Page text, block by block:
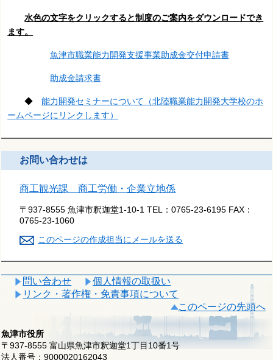
水色の文字をクリックすると制度のご案内をダウンロードでき
ます。
魚津市職業能力開発支援事業助成金交付申請書
助成金請求書
◆能力開発セミナーについて（北陸職業能力開発大学校のホ
ームページにリンクします）
お問い合わせは
商工観光課 商工労働・企業立地係
〒937-8555 魚津市釈迦堂1-10-1 TEL：0765-23-6195 FAX：
0765-23-1060
このページの作成担当にメールを送る
問い合わせ
個人情報の取扱い
リンク・著作権・免責事項について
このページの先頭へ
魚津市役所
〒937-8555 富山県魚津市釈迦堂1丁目10番1号
法人番号：9000020162043